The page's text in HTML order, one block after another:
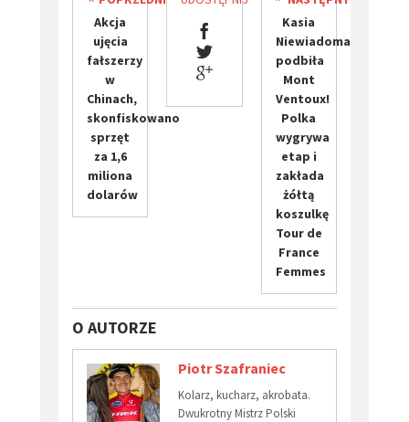
Akcja
ujęcia
fałszerzy
w
Chinach,
skonfiskowano
sprzęt
za 1,6
miliona
dolarów
Kasia
Niewiadoma
podbiła
Mont
Ventoux!
Polka
wygrywa
etap i
zakłada
żółtą
koszulkę
Tour de
France
Femmes
O AUTORZE
Piotr Szafraniec
Kolarz, kucharz, akrobata.
Dwukrotny Mistrz Polski